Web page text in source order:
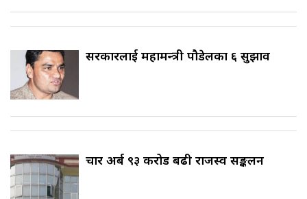
सरकारलाई महामन्त्री पौडेलका ६ सुझाव
चार अर्ब ९३ करोड बढी राजस्व सङ्कलन